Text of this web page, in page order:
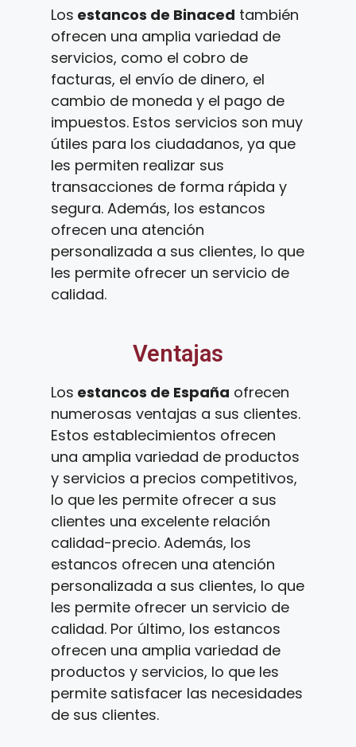
Los estancos de Binaced también
ofrecen una amplia variedad de
servicios, como el cobro de
facturas, el envío de dinero, el
cambio de moneda y el pago de
impuestos. Estos servicios son muy
útiles para los ciudadanos, ya que
les permiten realizar sus
transacciones de forma rápida y
segura. Además, los estancos
ofrecen una atención
personalizada a sus clientes, lo que
les permite ofrecer un servicio de
calidad.
Ventajas
Los estancos de España ofrecen
numerosas ventajas a sus clientes.
Estos establecimientos ofrecen
una amplia variedad de productos
y servicios a precios competitivos,
lo que les permite ofrecer a sus
clientes una excelente relación
calidad-precio. Además, los
estancos ofrecen una atención
personalizada a sus clientes, lo que
les permite ofrecer un servicio de
calidad. Por último, los estancos
ofrecen una amplia variedad de
productos y servicios, lo que les
permite satisfacer las necesidades
de sus clientes.